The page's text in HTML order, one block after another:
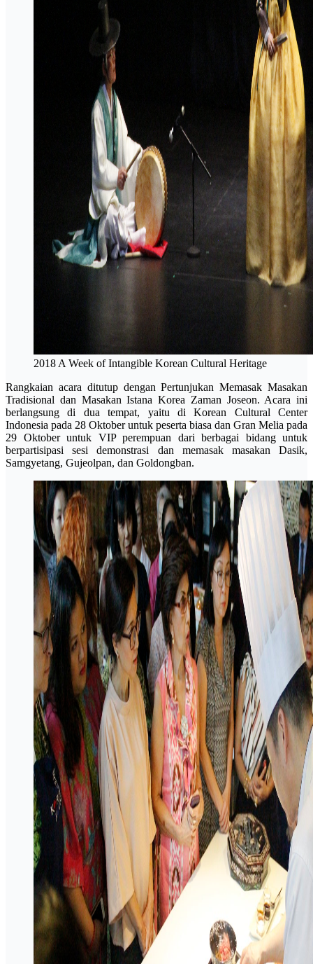
2018 A Week of Intangible Korean Cultural Heritage
Rangkaian acara ditutup dengan Pertunjukan Memasak Masakan
Tradisional dan Masakan Istana Korea Zaman Joseon. Acara ini
berlangsung di dua tempat, yaitu di Korean Cultural Center
Indonesia pada 28 Oktober untuk peserta biasa dan Gran Melia pada
29 Oktober untuk VIP perempuan dari berbagai bidang untuk
berpartisipasi sesi demonstrasi dan memasak masakan Dasik,
Samgyetang, Gujeolpan, dan Goldongban.